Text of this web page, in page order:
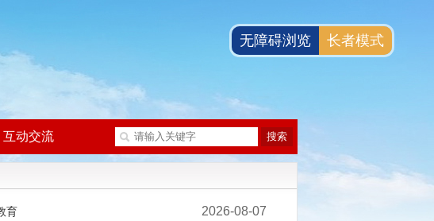
互动交流
育 2026-08-07
无障碍浏览 长者模式